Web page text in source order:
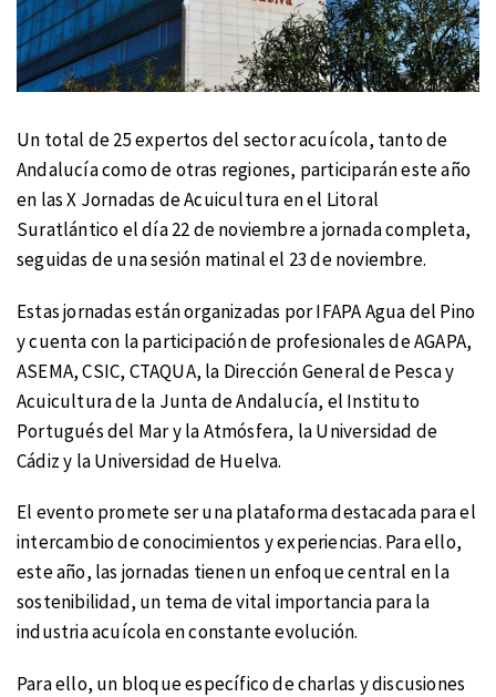
Un total de 25 expertos del sector acuícola, tanto de
Andalucía como de otras regiones, participarán este año
en las X Jornadas de Acuicultura en el Litoral
Suratlántico el día 22 de noviembre a jornada completa,
seguidas de una sesión matinal el 23 de noviembre.
Estas jornadas están organizadas por IFAPA Agua del Pino
y cuenta con la participación de profesionales de AGAPA,
ASEMA, CSIC, CTAQUA, la Dirección General de Pesca y
Acuicultura de la Junta de Andalucía, el Instituto
Portugués del Mar y la Atmósfera, la Universidad de
Cádiz y la Universidad de Huelva.
El evento promete ser una plataforma destacada para el
intercambio de conocimientos y experiencias. Para ello,
este año, las jornadas tienen un enfoque central en la
sostenibilidad, un tema de vital importancia para la
industria acuícola en constante evolución.
Para ello, un bloque específico de charlas y discusiones